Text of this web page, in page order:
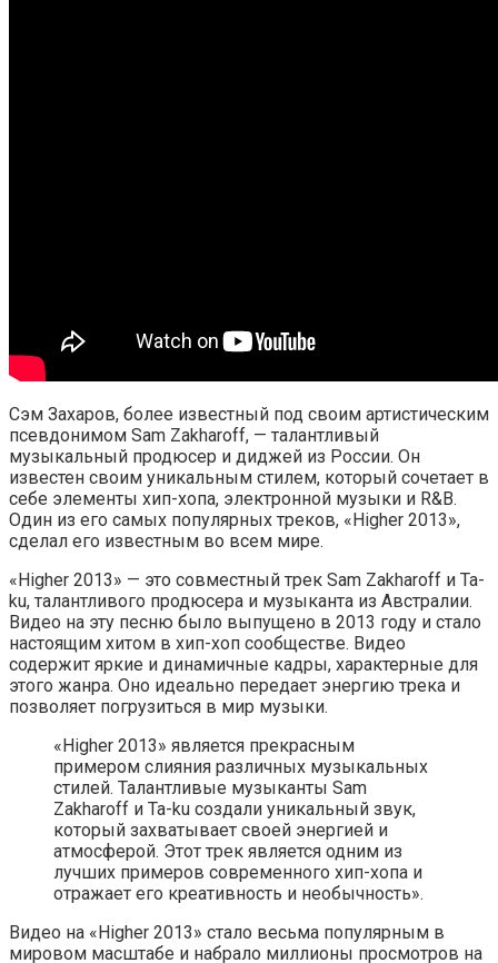
Сэм Захаров, более известный под своим артистическим
псевдонимом Sam Zakharoff, — талантливый
музыкальный продюсер и диджей из России. Он
известен своим уникальным стилем, который сочетает в
себе элементы хип-хопа, электронной музыки и R&B.
Один из его самых популярных треков, «Higher 2013»,
сделал его известным во всем мире.
«Higher 2013» — это совместный трек Sam Zakharoff и Ta-
ku, талантливого продюсера и музыканта из Австралии.
Видео на эту песню было выпущено в 2013 году и стало
настоящим хитом в хип-хоп сообществе. Видео
содержит яркие и динамичные кадры, характерные для
этого жанра. Оно идеально передает энергию трека и
позволяет погрузиться в мир музыки.
«Higher 2013» является прекрасным
примером слияния различных музыкальных
стилей. Талантливые музыканты Sam
Zakharoff и Ta-ku создали уникальный звук,
который захватывает своей энергией и
атмосферой. Этот трек является одним из
лучших примеров современного хип-хопа и
отражает его креативность и необычность».
Видео на «Higher 2013» стало весьма популярным в
мировом масштабе и набрало миллионы просмотров на